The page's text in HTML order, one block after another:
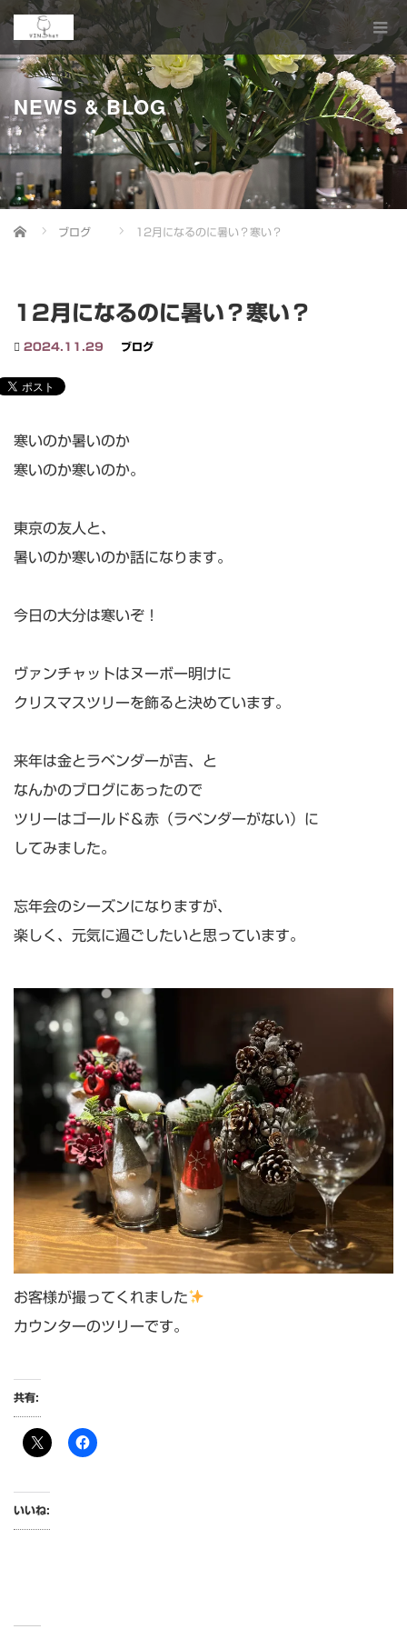
NEWS & BLOG
Home ブログ 12月になるのに暑い？寒い？
12月になるのに暑い？寒い？
2024.11.29 ブログ
寒いのか暑いのか
寒いのか寒いのか。
東京の友人と、
暑いのか寒いのか話になります。
今日の大分は寒いぞ！
ヴァンチャットはヌーボー明けに
クリスマスツリーを飾ると決めています。
来年は金とラベンダーが吉、と
なんかのブログにあったので
ツリーはゴールド＆赤（ラベンダーがない）に
してみました。
忘年会のシーズンになりますが、
楽しく、元気に過ごしたいと思っています。
お客様が撮ってくれました
カウンターのツリーです。
共有:
いいね: